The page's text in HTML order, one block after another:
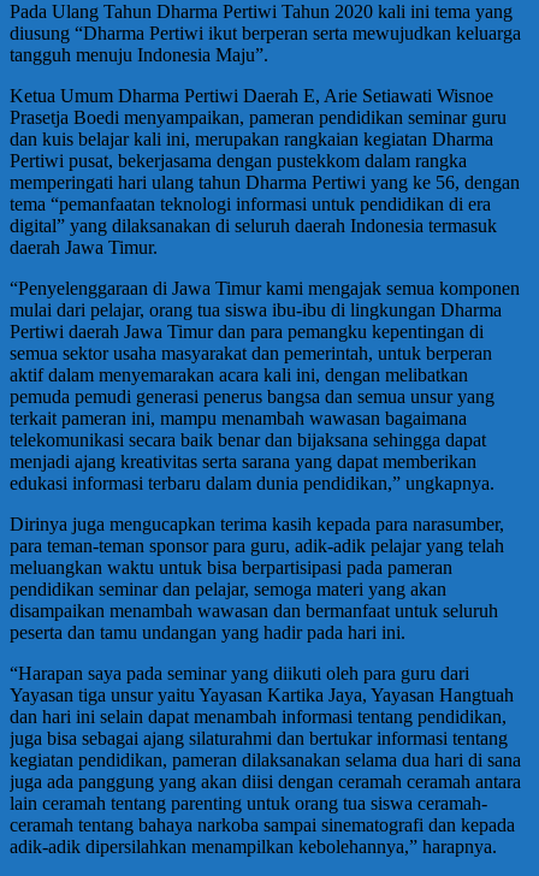
Pada Ulang Tahun Dharma Pertiwi Tahun 2020 kali ini tema yang
diusung “Dharma Pertiwi ikut berperan serta mewujudkan keluarga
tangguh menuju Indonesia Maju”.
Ketua Umum Dharma Pertiwi Daerah E, Arie Setiawati Wisnoe
Prasetja Boedi menyampaikan, pameran pendidikan seminar guru
dan kuis belajar kali ini, merupakan rangkaian kegiatan Dharma
Pertiwi pusat, bekerjasama dengan pustekkom dalam rangka
memperingati hari ulang tahun Dharma Pertiwi yang ke 56, dengan
tema “pemanfaatan teknologi informasi untuk pendidikan di era
digital” yang dilaksanakan di seluruh daerah Indonesia termasuk
daerah Jawa Timur.
“Penyelenggaraan di Jawa Timur kami mengajak semua komponen
mulai dari pelajar, orang tua siswa ibu-ibu di lingkungan Dharma
Pertiwi daerah Jawa Timur dan para pemangku kepentingan di
semua sektor usaha masyarakat dan pemerintah, untuk berperan
aktif dalam menyemarakan acara kali ini, dengan melibatkan
pemuda pemudi generasi penerus bangsa dan semua unsur yang
terkait pameran ini, mampu menambah wawasan bagaimana
telekomunikasi secara baik benar dan bijaksana sehingga dapat
menjadi ajang kreativitas serta sarana yang dapat memberikan
edukasi informasi terbaru dalam dunia pendidikan,” ungkapnya.
Dirinya juga mengucapkan terima kasih kepada para narasumber,
para teman-teman sponsor para guru, adik-adik pelajar yang telah
meluangkan waktu untuk bisa berpartisipasi pada pameran
pendidikan seminar dan pelajar, semoga materi yang akan
disampaikan menambah wawasan dan bermanfaat untuk seluruh
peserta dan tamu undangan yang hadir pada hari ini.
“Harapan saya pada seminar yang diikuti oleh para guru dari
Yayasan tiga unsur yaitu Yayasan Kartika Jaya, Yayasan Hangtuah
dan hari ini selain dapat menambah informasi tentang pendidikan,
juga bisa sebagai ajang silaturahmi dan bertukar informasi tentang
kegiatan pendidikan, pameran dilaksanakan selama dua hari di sana
juga ada panggung yang akan diisi dengan ceramah ceramah antara
lain ceramah tentang parenting untuk orang tua siswa ceramah-
ceramah tentang bahaya narkoba sampai sinematografi dan kepada
adik-adik dipersilahkan menampilkan kebolehannya,” harapnya.